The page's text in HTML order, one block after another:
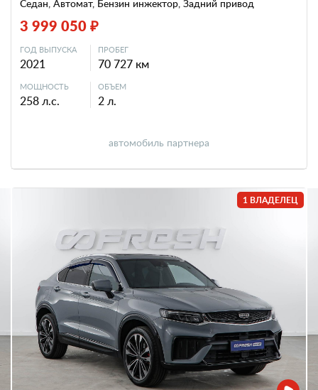
Седан, Автомат, Бензин инжектор, Задний привод
3 999 050 ₽
ГОД ВЫПУСКА
2021
ПРОБЕГ
70 727 км
МОЩНОСТЬ
258 л.с.
ОБЪЕМ
2 л.
автомобиль партнера
1 ВЛАДЕЛЕЦ